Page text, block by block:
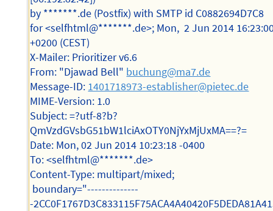
by *******.de (Postfix) with SMTP id C0882694D7C8
for <selfhtml@*******.de>; Mon, 2 Jun 2014
+0200 (CEST)
X-Mailer: Prioritizer v6.6
From: "Djawad Bell" buchung@ma7.de
Message-ID: 1401718973-establisher@pietec.de
MIME-Version: 1.0
Subject: =?utf-8?b?
QmVzdGVsbG51bW1lciAxOTY0NjYxMjUxMA==?=
Date: Mon, 02 Jun 2014 10:23:18 -0400
To: <selfhtml@*******.de>
Content-Type: multipart/mixed;
boundary="--------------
-